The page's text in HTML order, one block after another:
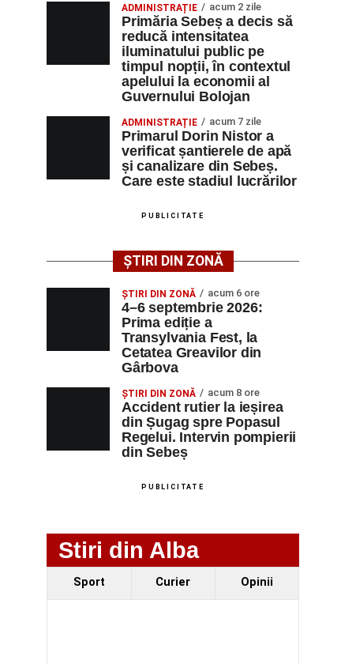
ADMINISTRAȚIE acum 2 zile
Primăria Sebeș a decis să
reducă intensitatea
iluminatului public pe
timpul nopții, în contextul
apelului la economii al
Guvernului Bolojan
ADMINISTRAȚIE acum 7 zile
Primarul Dorin Nistor a
verificat șantierele de apă
și canalizare din Sebeș.
Care este stadiul lucrărilor
PUBLICITATE
ȘTIRI DIN ZONĂ
ȘTIRI DIN ZONĂ acum 6 ore
4–6 septembrie 2026:
Prima ediție a
Transylvania Fest, la
Cetatea Greavilor din
Gârbova
ȘTIRI DIN ZONĂ acum 8 ore
Accident rutier la ieșirea
din Șugag spre Popasul
Regelui. Intervin pompierii
din Sebeș
PUBLICITATE
Stiri din Alba
Sport Curier Opinii